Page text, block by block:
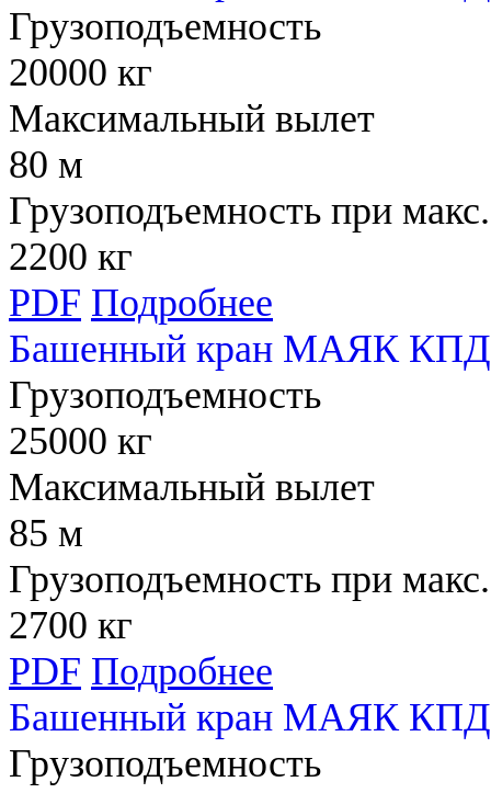
Грузоподъемность
20000 кг
Максимальный вылет
80 м
Грузоподъемность при
2200 кг
PDF Подробнее
Башенный кран МАЯК КПД
Грузоподъемность
25000 кг
Максимальный вылет
85 м
Грузоподъемность при
2700 кг
PDF Подробнее
Башенный кран МАЯК КПД
Грузоподъемность